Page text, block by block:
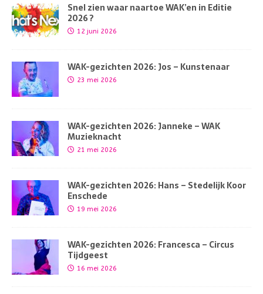
Snel zien waar naartoe WAK’en in Editie
2026 ?
12 juni 2026
WAK-gezichten 2026: Jos – Kunstenaar
23 mei 2026
WAK-gezichten 2026: Janneke – WAK
Muzieknacht
21 mei 2026
WAK-gezichten 2026: Hans – Stedelijk Koor
Enschede
19 mei 2026
WAK-gezichten 2026: Francesca – Circus
Tijdgeest
16 mei 2026